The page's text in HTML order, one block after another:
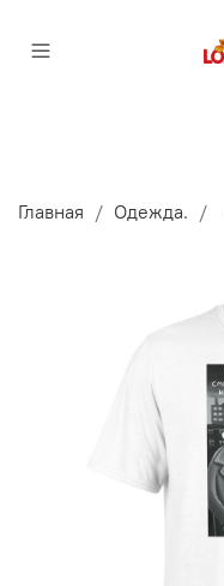
Главная Одежда.